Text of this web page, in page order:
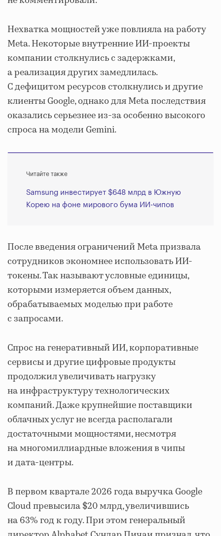
Нехватка мощностей уже повлияла на работу
Meta. Некоторые внутренние ИИ-проекты
компании столкнулись с задержками,
а реализация других замедлилась.
С дефицитом ресурсов столкнулись и другие
клиенты Google, однако для Meta последствия
оказались серьезнее из-за особенно высокого
спроса на модели Gemini.
Читайте также
Samsung инвестирует $648 млрд в Южную
Корею на фоне мирового бума ИИ-чипов
После введения ограничений Meta призвала
сотрудников экономнее использовать ИИ-
токены. Так называют условные единицы,
которыми измеряется объем данных,
обрабатываемых моделью при работе
с запросами.
Спрос на генеративный ИИ, корпоративные
сервисы и другие цифровые продукты
продолжил увеличивать нагрузку
на инфраструктуру технологических
компаний. Даже крупнейшие поставщики
облачных услуг не всегда располагали
достаточными мощностями, несмотря
на многомиллиардные вложения в чипы
и дата-центры.
В первом квартале 2026 года выручка Google
Cloud превысила $20 млрд, увеличившись
на 63% год к году. При этом генеральный